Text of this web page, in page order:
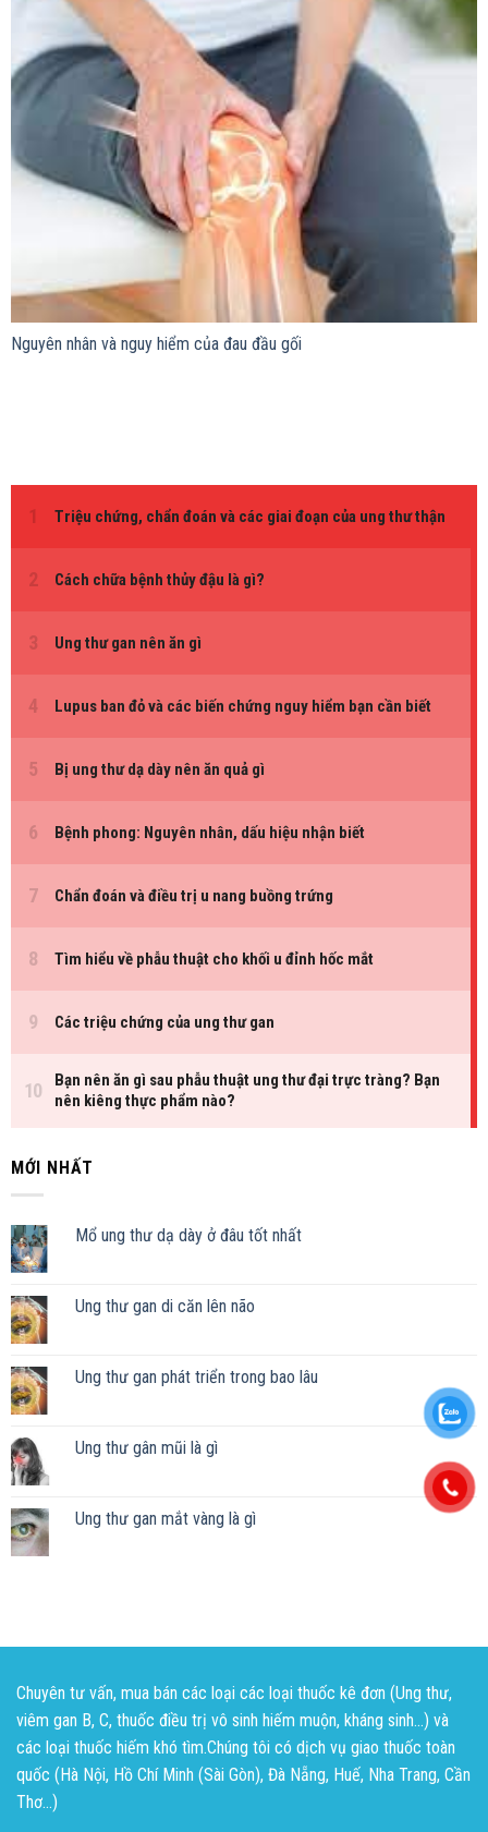
Nguyên nhân và nguy hiểm của đau đầu gối
MỚI NHẤT
Mổ ung thư dạ dày ở đâu tốt nhất
Ung thư gan di căn lên não
Ung thư gan phát triển trong bao lâu
Ung thư gân mũi là gì
Ung thư gan mắt vàng là gì
Chuyên tư vấn, mua bán các loại các loại thuốc kê đơn (Ung thư,
viêm gan B, C, thuốc điều trị vô sinh hiếm muộn, kháng sinh...) và
các loại thuốc hiếm khó tìm.Chúng tôi có dịch vụ giao thuốc toàn
quốc (Hà Nội, Hồ Chí Minh (Sài Gòn), Đà Nẵng, Huế, Nha Trang, Cần
Thơ...)